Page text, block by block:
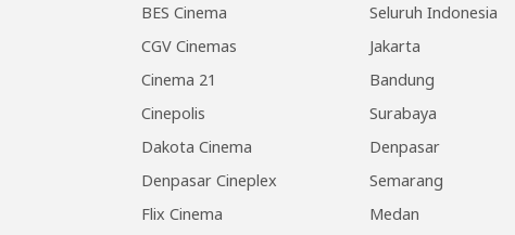
BES Cinema
CGV Cinemas
Cinema 21
Cinepolis
Dakota Cinema
Denpasar Cineplex
Flix Cinema
Seluruh Indonesia
Jakarta
Bandung
Surabaya
Denpasar
Semarang
Medan